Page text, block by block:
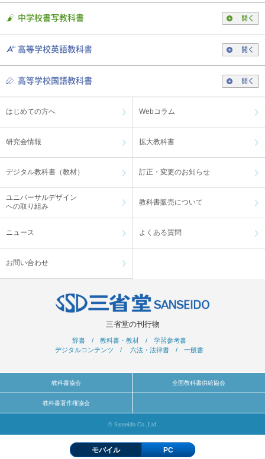
中学校書写教科書 開く
高等学校英語教科書 開く
高等学校国語教科書 開く
はじめての方へ Webコラム
研究会情報 拡大教科書
デジタル教科書（教材） 訂正・変更のお知らせ
ユニバーサルデザイン
への取り組み
教科書販売について
ニュース よくある質問
お問い合わせ
三省堂の刊行物
辞書 / 教科書・教材 / 学習参考書
デジタルコンテンツ / 六法・法律書 / 一般書
教科書協会 全国教科書供給協会
教科書著作権協会
© Sanseido Co.,Ltd.
モバイル PC